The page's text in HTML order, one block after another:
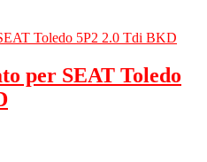
per SEAT Toledo